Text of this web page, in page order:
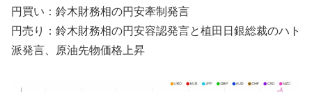
円買い：鈴木財務相の円安牽制発言
円売り：鈴木財務相の円安容認発言と植田日銀総裁のハト
派発言、原油先物価格上昇